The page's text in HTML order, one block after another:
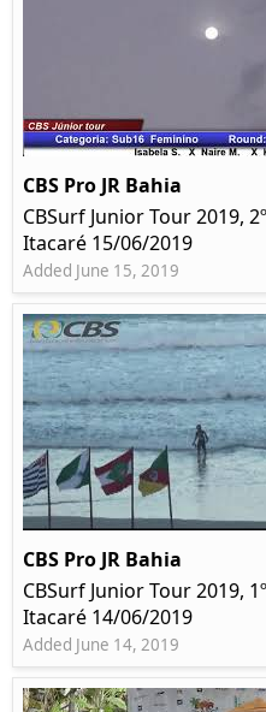
CBS Pro JR Bahia
CBSurf Junior Tour 2019,
Itacaré 15/06/2019
Added June 15, 2019
CBS Pro JR Bahia
CBSurf Junior Tour 2019,
Itacaré 14/06/2019
Added June 14, 2019